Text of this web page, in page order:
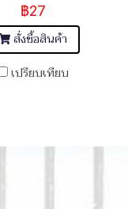
฿27
สั่งซื้อสินค้า
เปรียบเทียบ